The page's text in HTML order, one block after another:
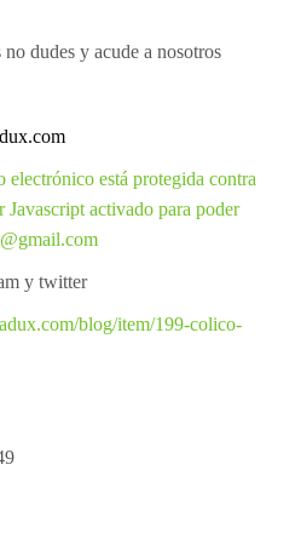
dudes y acude a nosotros
electrónico está protegida contra
Javascript activado para poder
y twitter
blog/item/199-colico-